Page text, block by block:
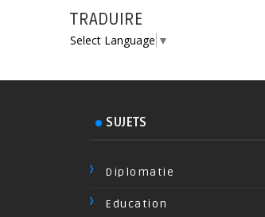
TRADUIRE
Select Language ▼
SUJETS
Diplomatie
Education